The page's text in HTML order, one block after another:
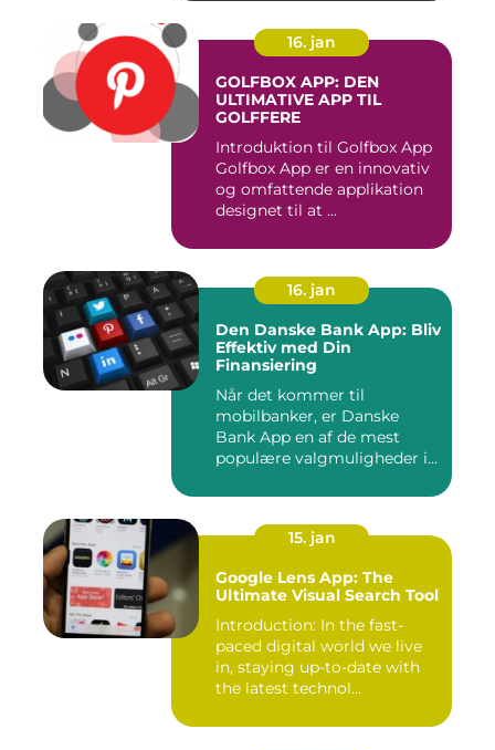
16. jan
GOLFBOX APP: DEN
ULTIMATIVE APP TIL
GOLFFERE
Introduktion til Golfbox App
Golfbox App er en innovativ
og omfattende applikation
designet til at ...
16. jan
Den Danske Bank App: Bliv
Effektiv med Din
Finansiering
Når det kommer til
mobilbanker, er Danske
Bank App en af de mest
populære valgmuligheder i
15. jan
Google Lens App: The
Ultimate Visual Search Tool
Introduction: In the fast-
paced digital world we live
in, staying up-to-date with
the latest technol...